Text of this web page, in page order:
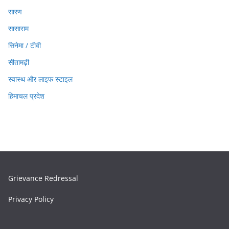
सारण
सासाराम
सिनेमा / टीवी
सीतामढ़ी
स्वास्थ और लाइफ स्टाइल
हिमाचल प्रदेश
Grievance Redressal
Privacy Policy